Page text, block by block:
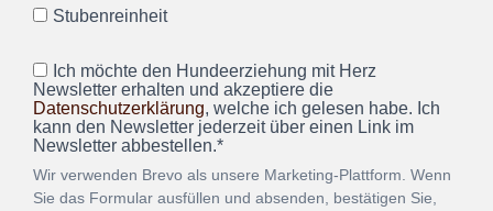
Stubenreinheit
Ich möchte den Hundeerziehung mit Herz
Newsletter erhalten und akzeptiere die
Datenschutzerklärung, welche ich gelesen habe. Ich
kann den Newsletter jederzeit über einen Link im
Newsletter abbestellen.*
Wir verwenden Brevo als unsere Marketing-Plattform. Wenn
Sie das Formular ausfüllen und absenden, bestätigen Sie,